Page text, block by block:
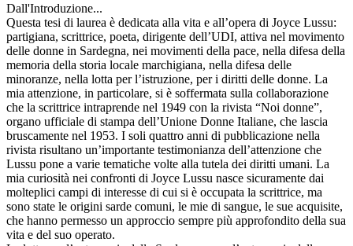
Dall'Introduzione...
Questa tesi di laurea è dedicata alla vita e all’opera di Joyce Lussu:
partigiana, scrittrice, poeta, dirigente dell’UDI, attiva nel movimento
delle donne in Sardegna, nei movimenti della pace, nella difesa della
memoria della storia locale marchigiana, nella difesa delle
minoranze, nella lotta per l’istruzione, per i diritti delle donne. La
mia attenzione, in particolare, si è soffermata sulla collaborazione
che la scrittrice intraprende nel 1949 con la rivista “Noi donne”,
organo ufficiale di stampa dell’Unione Donne Italiane, che lascia
bruscamente nel 1953. I soli quattro anni di pubblicazione nella
rivista risultano un’importante testimonianza dell’attenzione che
Lussu pone a varie tematiche volte alla tutela dei diritti umani. La
mia curiosità nei confronti di Joyce Lussu nasce sicuramente dai
molteplici campi di interesse di cui si è occupata la scrittrice, ma
sono state le origini sarde comuni, le mie di sangue, le sue acquisite,
che hanno permesso un approccio sempre più approfondito della sua
vita e del suo operato.